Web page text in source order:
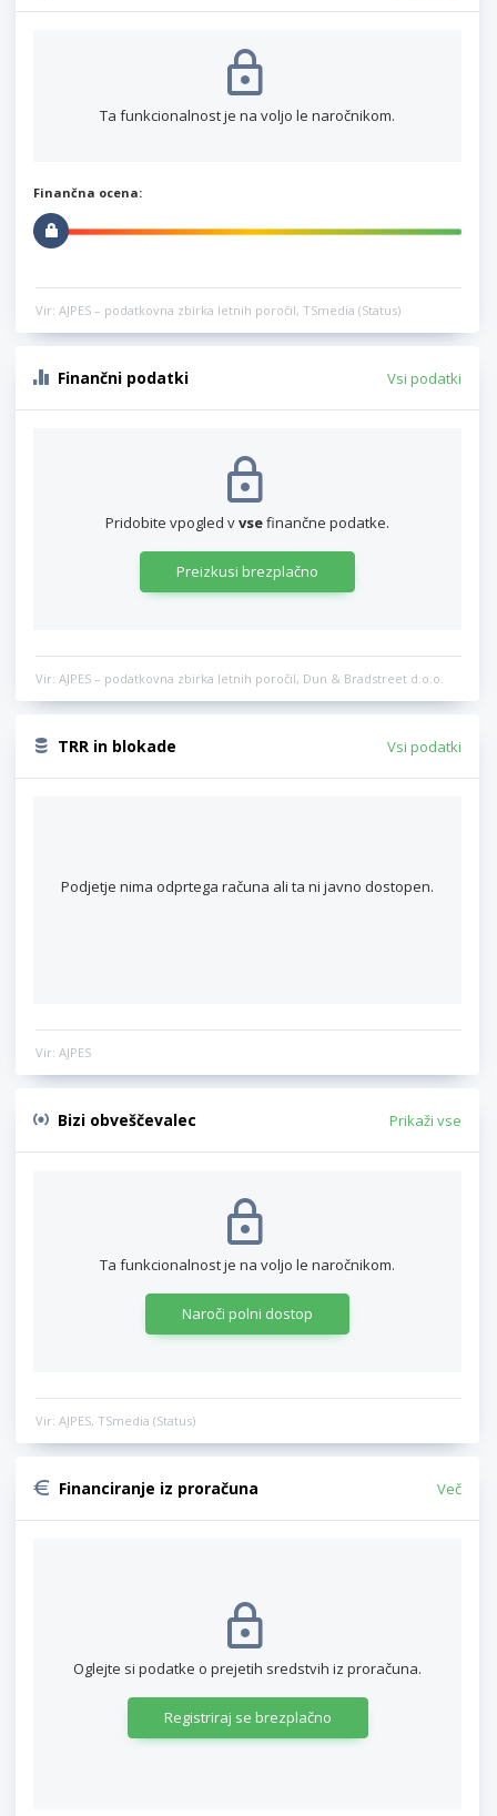
Ta funkcionalnost je na voljo le naročnikom.
Finančna ocena:
Vir: AJPES – podatkovna zbirka letnih poročil, TSmedia (Status)
Finančni podatki Vsi podatki
Pridobite vpogled vvsefinančne podatke.
Preizkusi brezplačno
Vir: AJPES – podatkovna zbirka letnih poročil, Dun & Bradstreet d.o.o.
TRR in blokade Vsi podatki
Podjetje nima odprtega računa ali ta ni javno dostopen.
Vir: AJPES
Bizi obveščevalec Prikaži vse
Ta funkcionalnost je na voljo le naročnikom.
Naroči polni dostop
Vir: AJPES, TSmedia (Status)
Financiranje iz proračuna Več
Oglejte si podatke o prejetih sredstvih iz proračuna.
Registriraj se brezplačno